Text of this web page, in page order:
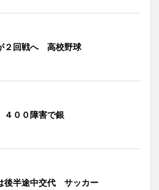
２回戦へ 高校野球
４００障害で銀
後半途中交代 サッカー